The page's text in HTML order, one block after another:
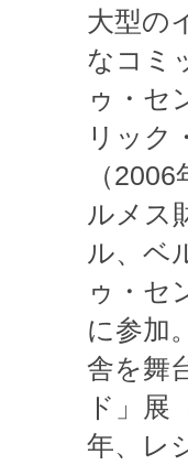
大型の
なコミ
ゥ・セ
リック
（
ルメス
ル、ベ
ゥ・セ
に参加
舎を舞
ド」展
年、レ